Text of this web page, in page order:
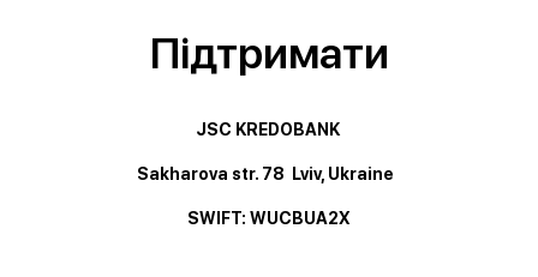
Підтримати
JSC KREDOBANK
Sakharova str. 78 Lviv, Ukraine
SWIFT: WUCBUA2X